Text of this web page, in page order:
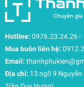
Hotline: 0976.23.24.26-
Mua buôn liên hệ:
Email:
Địa chỉ: 13 ngõ 9 Nguyễn